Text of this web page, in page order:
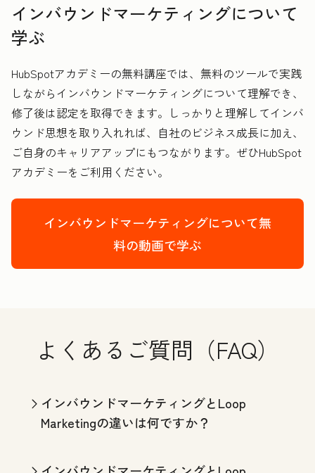
インバウンドマーケティングについて
学ぶ
HubSpotアカデミーの無料講座では、無料のツールで実践
しながらインバウンドマーケティングについて理解でき、
修了後は認定を取得できます。しっかりと理解してインバ
ウンド思想を取り入れれば、自社のビジネス成長に加え、
ご自身のキャリアアップにもつながります。ぜひHubSpot
アカデミーをご利用ください。
インバウンドマーケティングについて無
料の動画で学ぶ
よくあるご質問（FAQ）
インバウンドマーケティングとLoop
Marketingの違いは何ですか？